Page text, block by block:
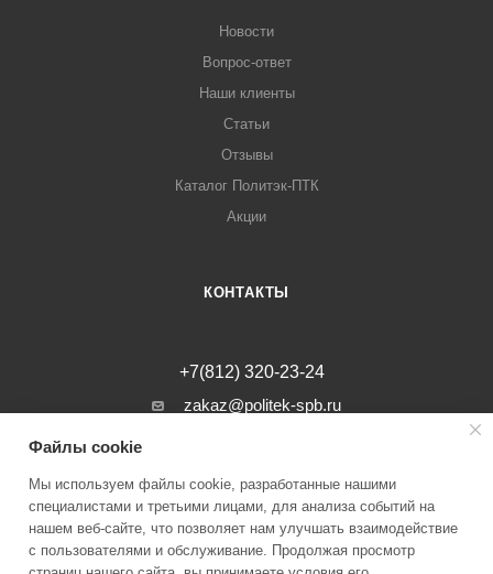
Новости
Вопрос-ответ
Наши клиенты
Статьи
Отзывы
Каталог Политэк-ПТК
Акции
КОНТАКТЫ
+7(812) 320-23-24
zakaz@politek-spb.ru
г. Санкт-Петербург, Минеральная ул, д.
Файлы cookie
Мы используем файлы cookie, разработанные нашими
специалистами и третьими лицами, для анализа событий на
нашем веб-сайте, что позволяет нам улучшать взаимодействие
с пользователями и обслуживание. Продолжая просмотр